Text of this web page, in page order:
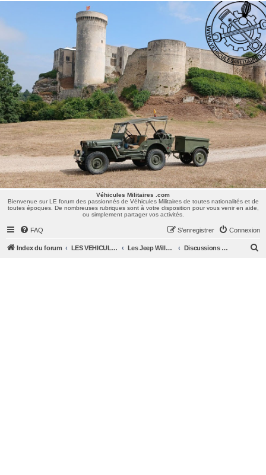
Véhicules Militaires .com
Bienvenue sur LE forum des passionnés de Véhicules Militaires de toutes nationalités et de
toutes époques. De nombreuses rubriques sont à votre disposition pour vous venir en aide,
ou simplement partager vos activités.
Véhicules Militaires .com
Bienvenue sur LE forum des passionnés de Véhicules Militaires de toutes nationalités et de
toutes époques. De nombreuses rubriques sont à votre disposition pour vous venir en aide,
ou simplement partager vos activités.
FAQ Connexion
S’enregistrer
Index du forum LES VEHICULES MILITAIRES Les Jeep Willys MB, Ford GPW, Hotchkiss M201, CJ/M38/MUTT, ... Discussions Générales